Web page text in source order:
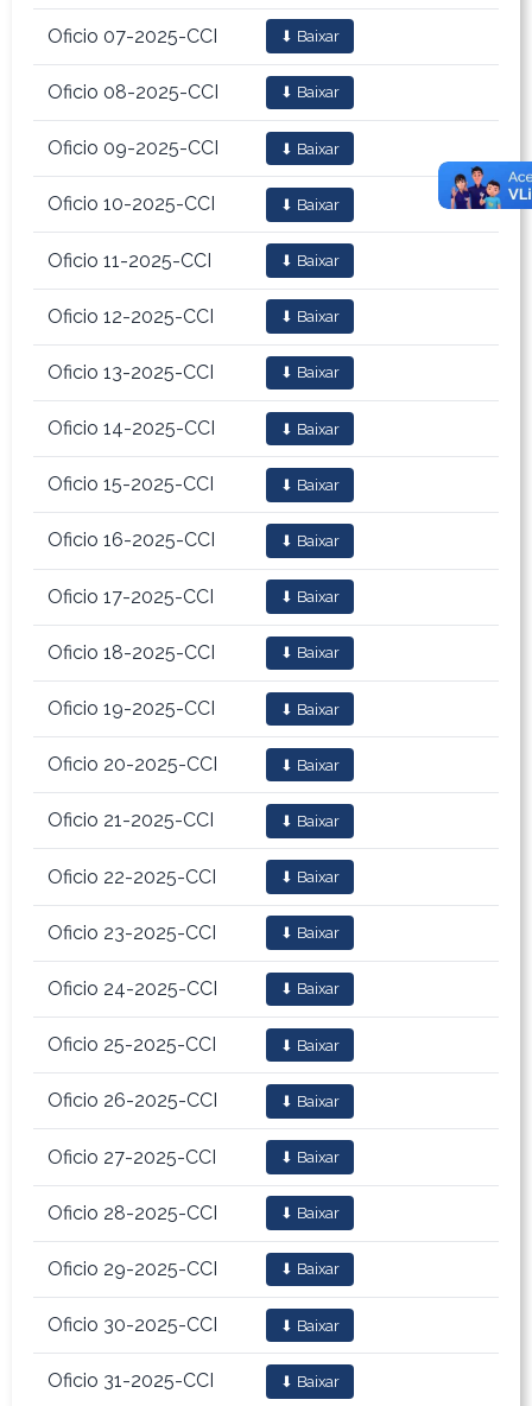
Oficio 07-2025-CCI ⬇ Baixar
Oficio 08-2025-CCI ⬇ Baixar
Oficio 09-2025-CCI ⬇ Baixar
Oficio 10-2025-CCI ⬇ Baixar
Oficio 11-2025-CCI ⬇ Baixar
Oficio 12-2025-CCI ⬇ Baixar
Oficio 13-2025-CCI ⬇ Baixar
Oficio 14-2025-CCI ⬇ Baixar
Oficio 15-2025-CCI ⬇ Baixar
Oficio 16-2025-CCI ⬇ Baixar
Oficio 17-2025-CCI ⬇ Baixar
Oficio 18-2025-CCI ⬇ Baixar
Oficio 19-2025-CCI ⬇ Baixar
Oficio 20-2025-CCI ⬇ Baixar
Oficio 21-2025-CCI ⬇ Baixar
Oficio 22-2025-CCI ⬇ Baixar
Oficio 23-2025-CCI ⬇ Baixar
Oficio 24-2025-CCI ⬇ Baixar
Oficio 25-2025-CCI ⬇ Baixar
Oficio 26-2025-CCI ⬇ Baixar
Oficio 27-2025-CCI ⬇ Baixar
Oficio 28-2025-CCI ⬇ Baixar
Oficio 29-2025-CCI ⬇ Baixar
Oficio 30-2025-CCI ⬇ Baixar
Oficio 31-2025-CCI ⬇ Baixar